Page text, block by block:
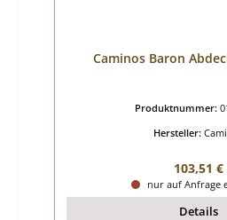
Caminos Baron
Produktnummer:
Hersteller:
103,51 €
nur auf Anfrage
Details